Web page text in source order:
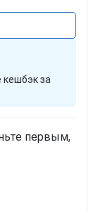
кешбэк за
первым,